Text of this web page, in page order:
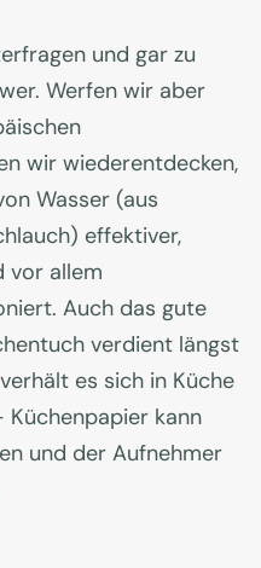
und gar zu
Werfen wir aber
wir wiederentdecken,
Wasser (aus
effektiver,
vor allem
Auch das gute
verdient längst
es sich in Küche
Küchenpapier kann
und der Aufnehmer